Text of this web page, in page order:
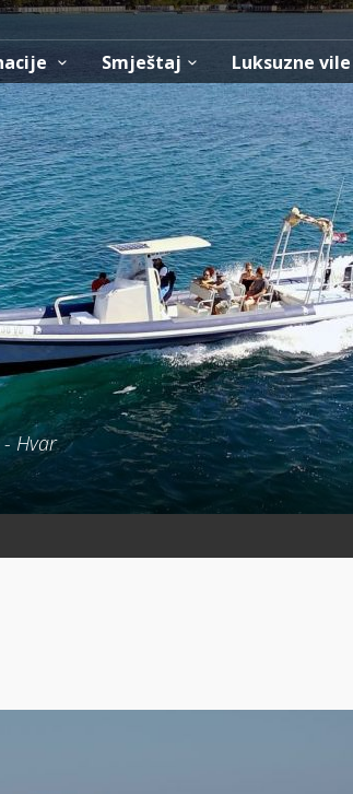
Smještaj Luksuzne vile
Hvar